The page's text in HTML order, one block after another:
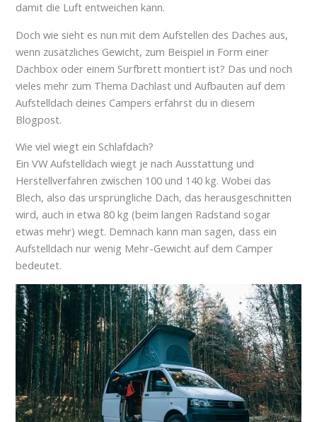
damit die Luft entweichen kann.
Doch wie sieht es nun mit dem Aufstellen des Daches aus,
wenn zusätzliches Gewicht, zum Beispiel in Form einer
Dachbox oder einem Surfbrett montiert ist? Das und noch
vieles mehr zum Thema Dachlast und Aufbauten auf dem
Aufstelldach deines Campers erfährst du in diesem
Blogpost.
Wie viel wiegt ein Schlafdach?
Ein VW Aufstelldach wiegt je nach Ausstattung und
Herstellverfahren zwischen 100 und 140 kg. Wobei das
Blech, also das ursprüngliche Dach, das herausgeschnitten
wird, auch in etwa 80 kg (beim langen Radstand sogar
etwas mehr) wiegt. Demnach kann man sagen, dass ein
Aufstelldach nur wenig Mehr-Gewicht auf dem Camper
bedeutet.